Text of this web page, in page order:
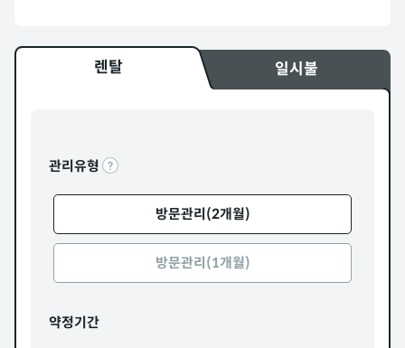
렌탈 일시불
관리유형
방문관리(2개월)
방문관리(1개월)
약정기간